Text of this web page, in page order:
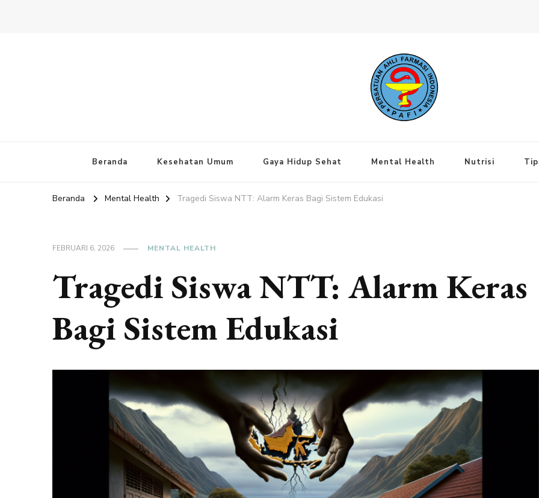
Beranda Kesehatan Umum Gaya Hidup Sehat Mental Health Nutrisi
Beranda Mental Health Tragedi Siswa NTT: Alarm Keras Bagi Sistem Edukasi
FEBRUARI 6, 2026 MENTAL HEALTH
Tragedi Siswa NTT: Alarm Keras
Bagi Sistem Edukasi